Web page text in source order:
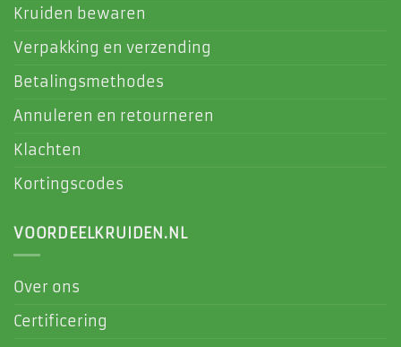
Kruiden bewaren
Verpakking en verzending
Betalingsmethodes
Annuleren en retourneren
Klachten
Kortingscodes
VOORDEELKRUIDEN.NL
Over ons
Certificering